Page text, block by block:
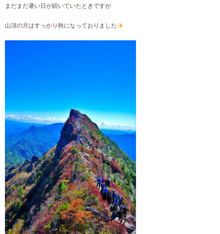
まだまだ暑い日が続いていたときですが
山頂の方はすっかり秋になっておりました